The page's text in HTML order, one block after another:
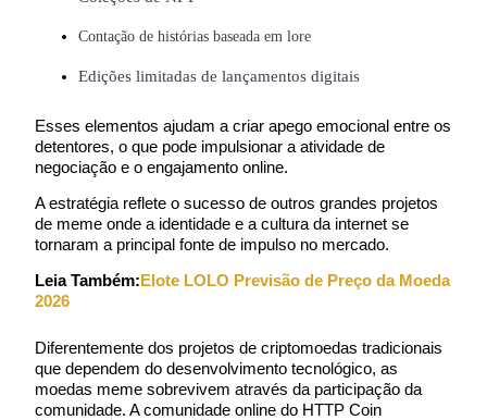
Bloqueios de BTR
Serviço de empréstimo apoiado por criptografia
Contação de histórias baseada em lore
Edições limitadas de lançamentos digitais
Esses elementos ajudam a criar apego emocional entre os
detentores, o que pode impulsionar a atividade de
negociação e o engajamento online.
A estratégia reflete o sucesso de outros grandes projetos
de meme onde a identidade e a cultura da internet se
tornaram a principal fonte de impulso no mercado.
Leia Também:Elote LOLO Previsão de Preço da Moeda
2026
Diferentemente dos projetos de criptomoedas tradicionais
que dependem do desenvolvimento tecnológico, as
moedas meme sobrevivem através da participação da
comunidade. A comunidade online do HTTP Coin